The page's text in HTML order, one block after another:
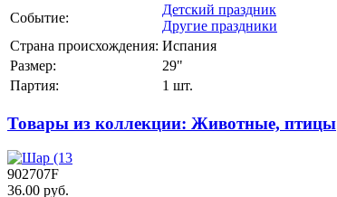
Событие:
Детский праздник
Другие праздники
Страна происхождения: Испания
Размер:
29"
Партия:
1 шт.
Товары из коллекции: Животные, птицы
902707F
36.00 руб.